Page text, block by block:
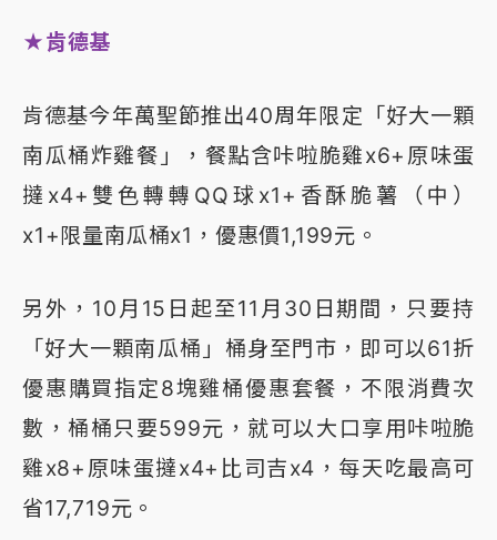
★肯德基
肯德基今年萬聖節推出40周年限定「好大一顆
南瓜桶炸雞餐」，餐點含咔啦脆雞x6+原味蛋
撻x4+雙色轉轉QQ球x1+香酥脆薯（中）
x1+限量南瓜桶x1，優惠價1,199元。
另外，10月15日起至11月30日期間，只要持
「好大一顆南瓜桶」桶身至門市，即可以61折
優惠購買指定8塊雞桶優惠套餐，不限消費次
數，桶桶只要599元，就可以大口享用咔啦脆
雞x8+原味蛋撻x4+比司吉x4，每天吃最高可
省17,719元。